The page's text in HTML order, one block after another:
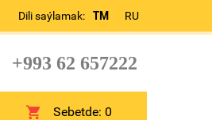
Dili saýlamak: TM RU
+993 62 657222
Sebetde:0